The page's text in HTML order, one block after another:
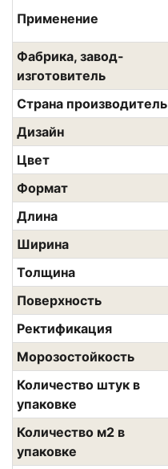
Применение
Фабрика, завод-
изготовитель
Страна производитель
Дизайн
Цвет
Формат
Длина
Ширина
Толщина
Поверхность
Ректификация
Морозостойкость
Количество штук в
упаковке
Количество м2 в
упаковке